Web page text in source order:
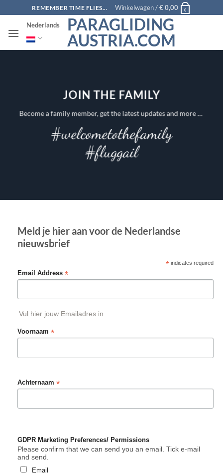
naar
inhoud
REMEMBER TIME FLIES... Winkelwagen /€0,00 0
PARAGLIDING
AUSTRIA.COM
Nederlands
JOIN THE FAMILY
Become a family member, get the latest updates and more …
#welcometothefamily
#fluggail
Meld je hier aan voor de Nederlandse
nieuwsbrief
*indicates required
Email Address *
Vul hier jouw Emailadres in
Voornaam *
Achternaam *
GDPR Marketing Preferences/ Permissions
Please confirm that we can send you an email. Tick e-mail
and send.
Email